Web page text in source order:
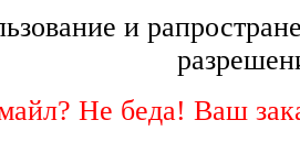
и
Не беда! Ваш